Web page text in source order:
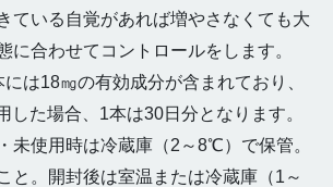
ている自覚があれば増やさなくても大
に合わせてコントロールをします。
は18㎎の有効成分が含まれており、
した場合、1本は30日分となります。
未使用時は冷蔵庫（2～8℃）で保管。
と。開封後は室温または冷蔵庫（1～